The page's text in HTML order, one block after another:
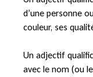
d’une personne
couleur, ses
Un adjectif
avec le nom (ou